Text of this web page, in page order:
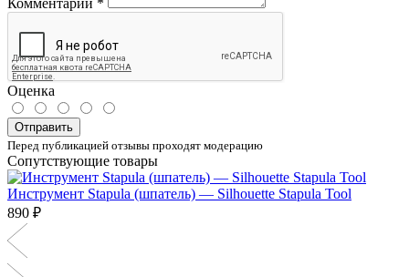
Оценка
Отправить
Перед публикацией отзывы проходят модерацию
Сопутствующие товары
Инструмент Stapula (шпатель) — Silhouette Stapula Tool
890 ₽